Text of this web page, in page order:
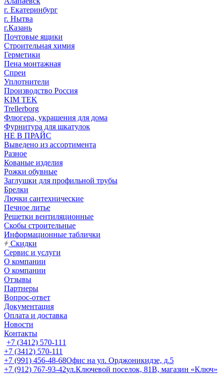
г. Екатеринбург
г. Нытва
г.Казань
Почтовые ящики
Строительная химия
Герметики
Пена монтажная
Спреи
Уплотнители
Производство Россия
KIM TEK
Trellerborg
Флюгера, украшения для дома
Фурнитура для шкатулок
НЕ В ПРАЙС
Выведено из ассортимента
Разное
Кованые изделия
Рожки обувные
Заглушки для профильной трубы
Брелки
Лючки сантехнические
Печное литье
Решетки вентиляционные
Скобы строительные
Информационные таблички
Скидки
Сервис и услуги
О компании
О компании
Отзывы
Партнеры
Вопрос-ответ
Документация
Оплата и доставка
Новости
Контакты
+7 (3412) 570-111
+7 (3412) 570-111
+7 (991) 456-48-68Офис на ул. Орджоникидзе, д.5
+7 (912) 767-93-42ул.Ключевой поселок, 81В, магазин «Ключ»